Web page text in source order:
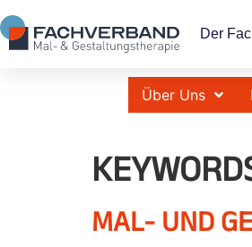
Der
Über Uns
MAL- UND